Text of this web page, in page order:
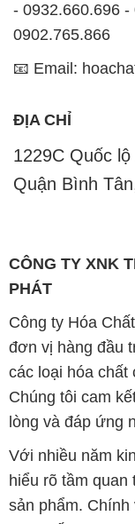
- 0932.660.696
0902.765.866
📧 Email:
ĐỊA CHỈ
1229C Quốc
Quận Bình
CÔNG TY XNK
PHÁT
Công ty Hóa
đơn vị hàng đầu
các loại hóa chất
Chúng tôi cam
lòng và đáp ứng
Với nhiều năm
hiểu rõ tầm
sản phẩm. Chính